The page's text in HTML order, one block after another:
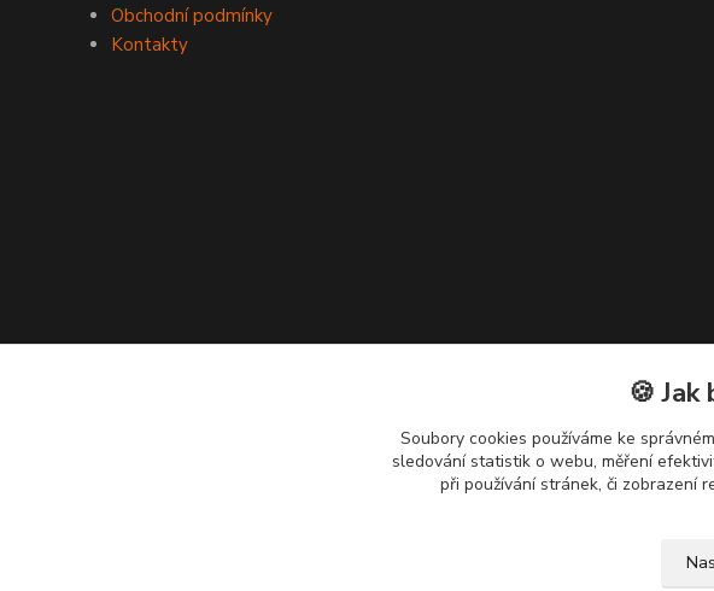
Obchodní podmínky
Kontakty
🍪
Soubory cookies používáme ke
sledování statistik o webu, měření
při používání stránek, či zobrazení